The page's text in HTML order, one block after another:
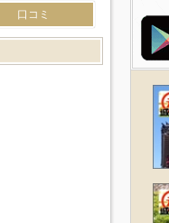
口コミ